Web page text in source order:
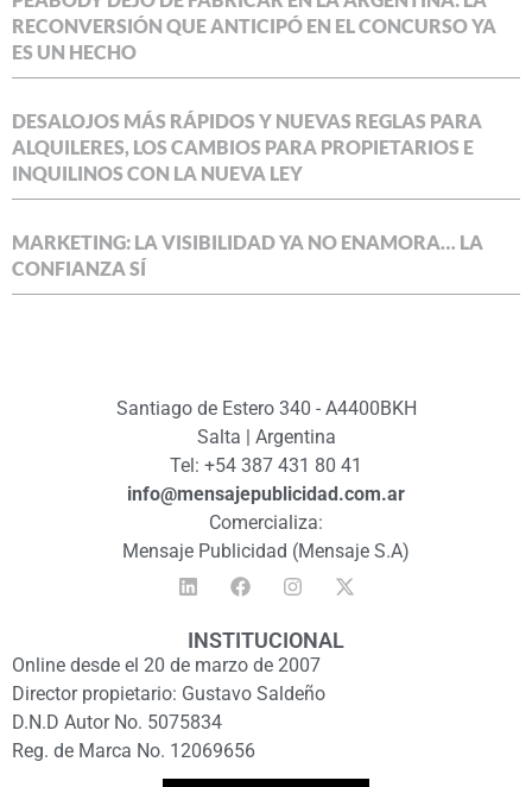
RECONVERSIÓN QUE ANTICIPÓ EN EL CONCURSO YA
ES UN HECHO
DESALOJOS MÁS RÁPIDOS Y NUEVAS REGLAS PARA
ALQUILERES, LOS CAMBIOS PARA PROPIETARIOS E
INQUILINOS CON LA NUEVA LEY
MARKETING: LA VISIBILIDAD YA NO ENAMORA… LA
CONFIANZA SÍ
Santiago de Estero 340 - A4400BKH
Salta | Argentina
Tel: +54 387 431 80 41
info@mensajepublicidad.com.ar
Comercializa:
Mensaje Publicidad (Mensaje S.A)
INSTITUCIONAL
Online desde el 20 de marzo de 2007
Director propietario: Gustavo Saldeño
D.N.D Autor No. 5075834
Reg. de Marca No. 12069656